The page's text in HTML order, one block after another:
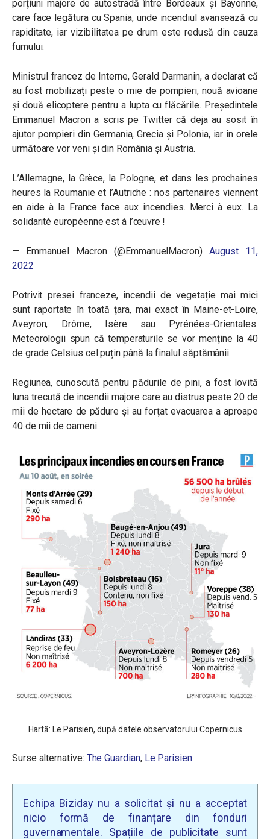
porțiuni majore de autostradă între Bordeaux și Bayonne,
care face legătura cu Spania, unde incendiul avansează cu
rapiditate, iar vizibilitatea pe drum este redusă din cauza
fumului.
Ministrul francez de Interne, Gerald Darmanin, a declarat că
au fost mobilizați peste o mie de pompieri, nouă avioane
și două elicoptere pentru a lupta cu flăcările. Președintele
Emmanuel Macron a scris pe Twitter că deja au sosit în
ajutor pompieri din Germania, Grecia și Polonia, iar în orele
următoare vor veni și din România și Austria.
L’Allemagne, la Grèce, la Pologne, et dans les prochaines
heures la Roumanie et l’Autriche : nos partenaires viennent
en aide à la France face aux incendies. Merci à eux. La
solidarité européenne est à l’œuvre !
— Emmanuel Macron (@EmmanuelMacron)August 11,
2022
Potrivit presei franceze, incendii de vegetație mai mici
sunt raportate în toată țara, mai exact în Maine-et-Loire,
Aveyron, Drôme, Isère sau Pyrénées-Orientales.
Meteorologii spun că temperaturile se vor menține la 40
de grade Celsius cel puțin până la finalul săptămânii.
Regiunea, cunoscută pentru pădurile de pini, a fost lovită
luna trecută de incendii majore care au distrus peste 20 de
mii de hectare de pădure și au forțat evacuarea a aproape
40 de mii de oameni.
Hartă: Le Parisien, după datele observatorului Copernicus
Surse alternative: The Guardian, Le Parisien
Echipa Biziday nu a solicitat și nu a acceptat
nicio formă de finanțare din fonduri
guvernamentale. Spațiile de publicitate sunt